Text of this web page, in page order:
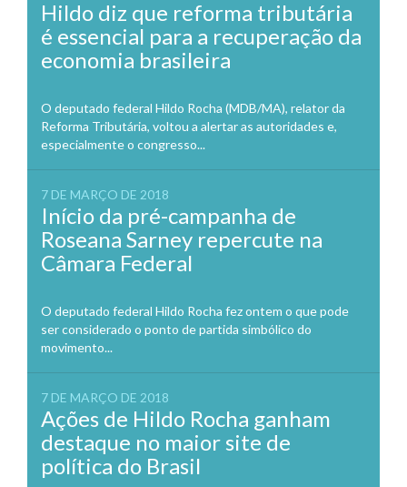
Hildo diz que reforma tributária
é essencial para a recuperação da
economia brasileira
O deputado federal Hildo Rocha (MDB/MA), relator da
Reforma Tributária, voltou a alertar as autoridades e,
especialmente o congresso...
7 DE MARÇO DE 2018
Início da pré-campanha de
Roseana Sarney repercute na
Câmara Federal
O deputado federal Hildo Rocha fez ontem o que pode
ser considerado o ponto de partida simbólico do
movimento...
7 DE MARÇO DE 2018
Ações de Hildo Rocha ganham
destaque no maior site de
política do Brasil